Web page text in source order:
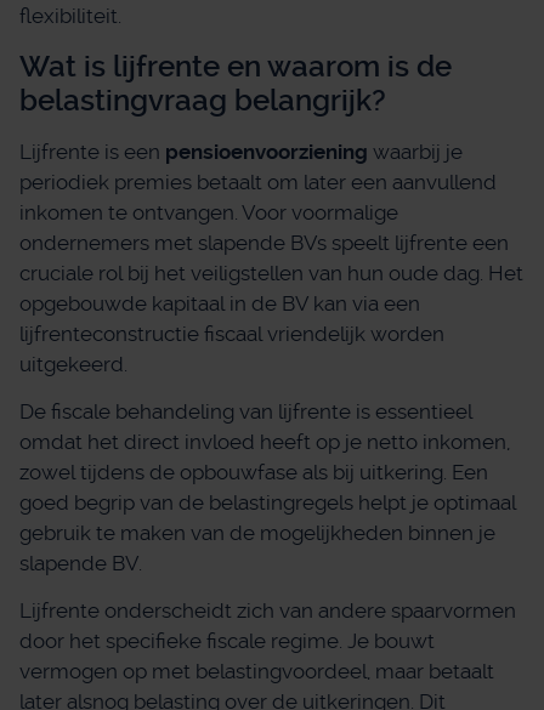
flexibiliteit.
Wat is lijfrente en waarom is de
belastingvraag belangrijk?
Lijfrente is een pensioenvoorziening waarbij je
periodiek premies betaalt om later een aanvullend
inkomen te ontvangen. Voor voormalige
ondernemers met slapende BVs speelt lijfrente een
cruciale rol bij het veiligstellen van hun oude dag. Het
opgebouwde kapitaal in de BV kan via een
lijfrenteconstructie fiscaal vriendelijk worden
uitgekeerd.
De fiscale behandeling van lijfrente is essentieel
omdat het direct invloed heeft op je netto inkomen,
zowel tijdens de opbouwfase als bij uitkering. Een
goed begrip van de belastingregels helpt je optimaal
gebruik te maken van de mogelijkheden binnen je
slapende BV.
Lijfrente onderscheidt zich van andere spaarvormen
door het specifieke fiscale regime. Je bouwt
vermogen op met belastingvoordeel, maar betaalt
later alsnog belasting over de uitkeringen. Dit